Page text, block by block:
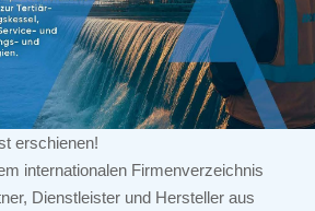
erschienen!
internationalen Firmenverzeichnis
Dienstleister und Hersteller aus